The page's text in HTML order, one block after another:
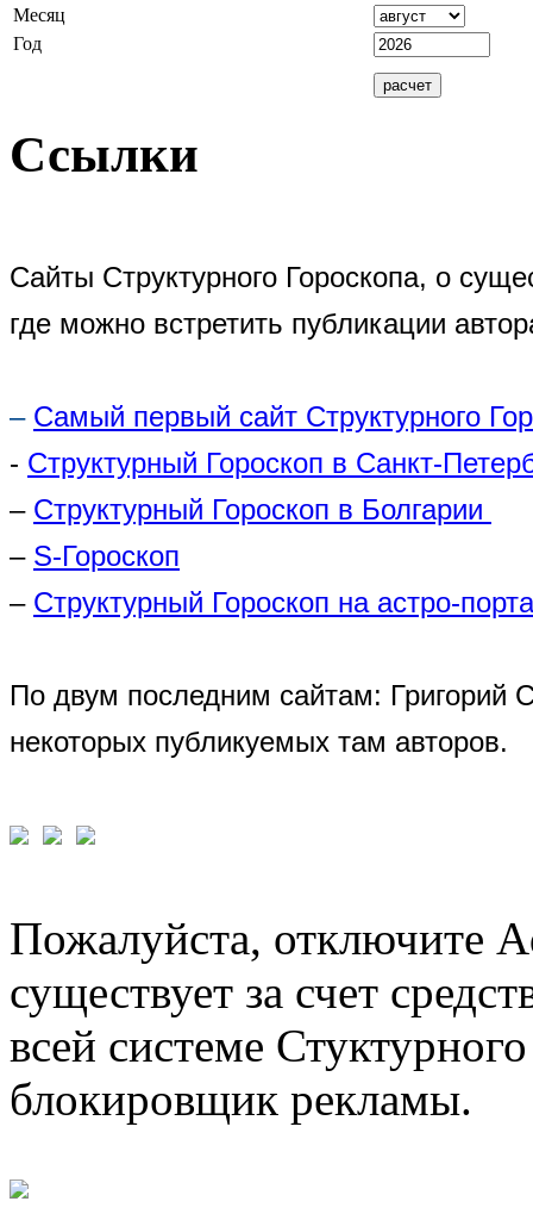
Месяц
Год
Ссылки
Сайты Структурного Гороскопа, о
где можно встретить публикации
– Самый первый сайт Структурного
- Структурный Гороскоп в Санкт-
– Структурный Гороскоп в Болгарии
– S-Гороскоп
– Структурный Гороскоп на астро-
По двум последним сайтам: Григорий
некоторых публикуемых там авторов.
Пожалуйста, отключите
существует за счет
всей системе
блокировщик рекламы.